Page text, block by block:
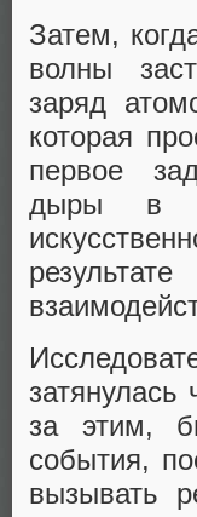
Затем,
волны
заряд
которая
первое
дыры в
затянулась
за этим,
события,
вызывать